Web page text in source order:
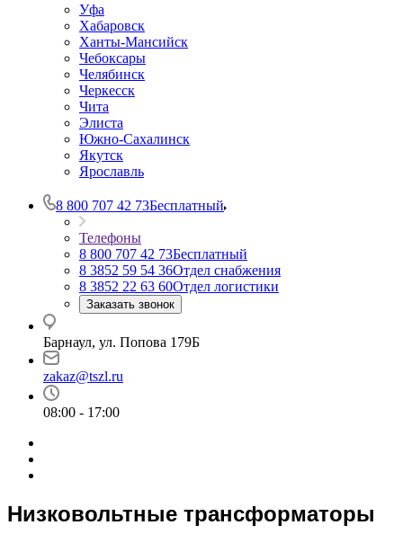
Уфа
Хабаровск
Ханты-Мансийск
Чебоксары
Челябинск
Черкесск
Чита
Элиста
Южно-Сахалинск
Якутск
Ярославль
8 800 707 42 73Бесплатный
Телефоны
8 800 707 42 73Бесплатный
8 3852 59 54 36Отдел снабжения
8 3852 22 63 60Отдел логистики
Заказать звонок
Барнаул, ул. Попова 179Б
zakaz@tszl.ru
08:00 - 17:00
Низковольтные трансформаторы